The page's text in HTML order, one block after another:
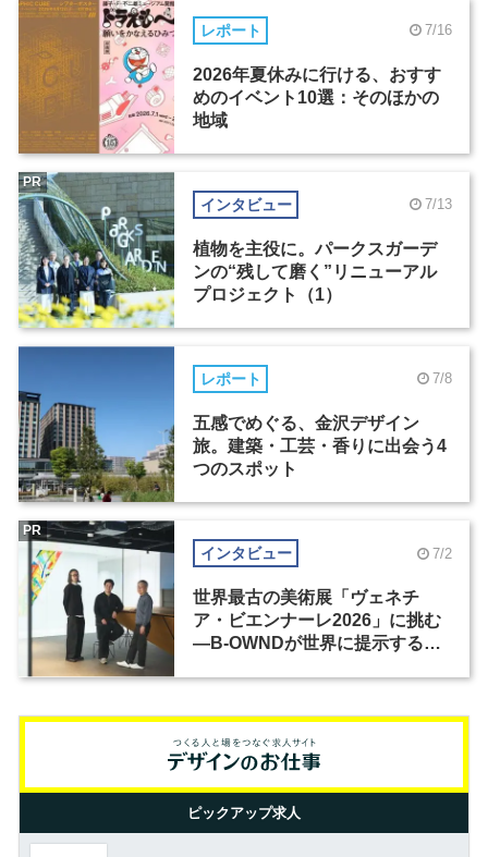
レポート 7/16
2026年夏休みに行ける、おすす
めのイベント10選：そのほかの
地域
インタビュー 7/13
植物を主役に。パークスガーデ
ンの“残して磨く”リニューアル
プロジェクト（1）
PR
レポート 7/8
五感でめぐる、金沢デザイン
旅。建築・工芸・香りに出会う4
つのスポット
インタビュー 7/2
世界最古の美術展「ヴェネチ
ア・ビエンナーレ2026」に挑む
―B-OWNDが世界に提示する美
PR
ピックアップ求人